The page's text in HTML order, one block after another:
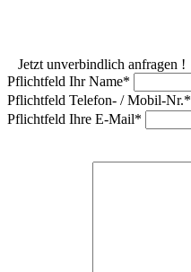
Jetzt unverbindlich anfragen !
Pflichtfeld Ihr Name*
Pflichtfeld Telefon- / Mobil-Nr.*
Pflichtfeld Ihre E-Mail*